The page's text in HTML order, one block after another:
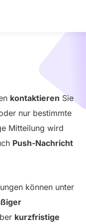
kontaktieren Sie
nur bestimmte
Mitteilung wird
Push-Nachricht
können unter
kurzfristige